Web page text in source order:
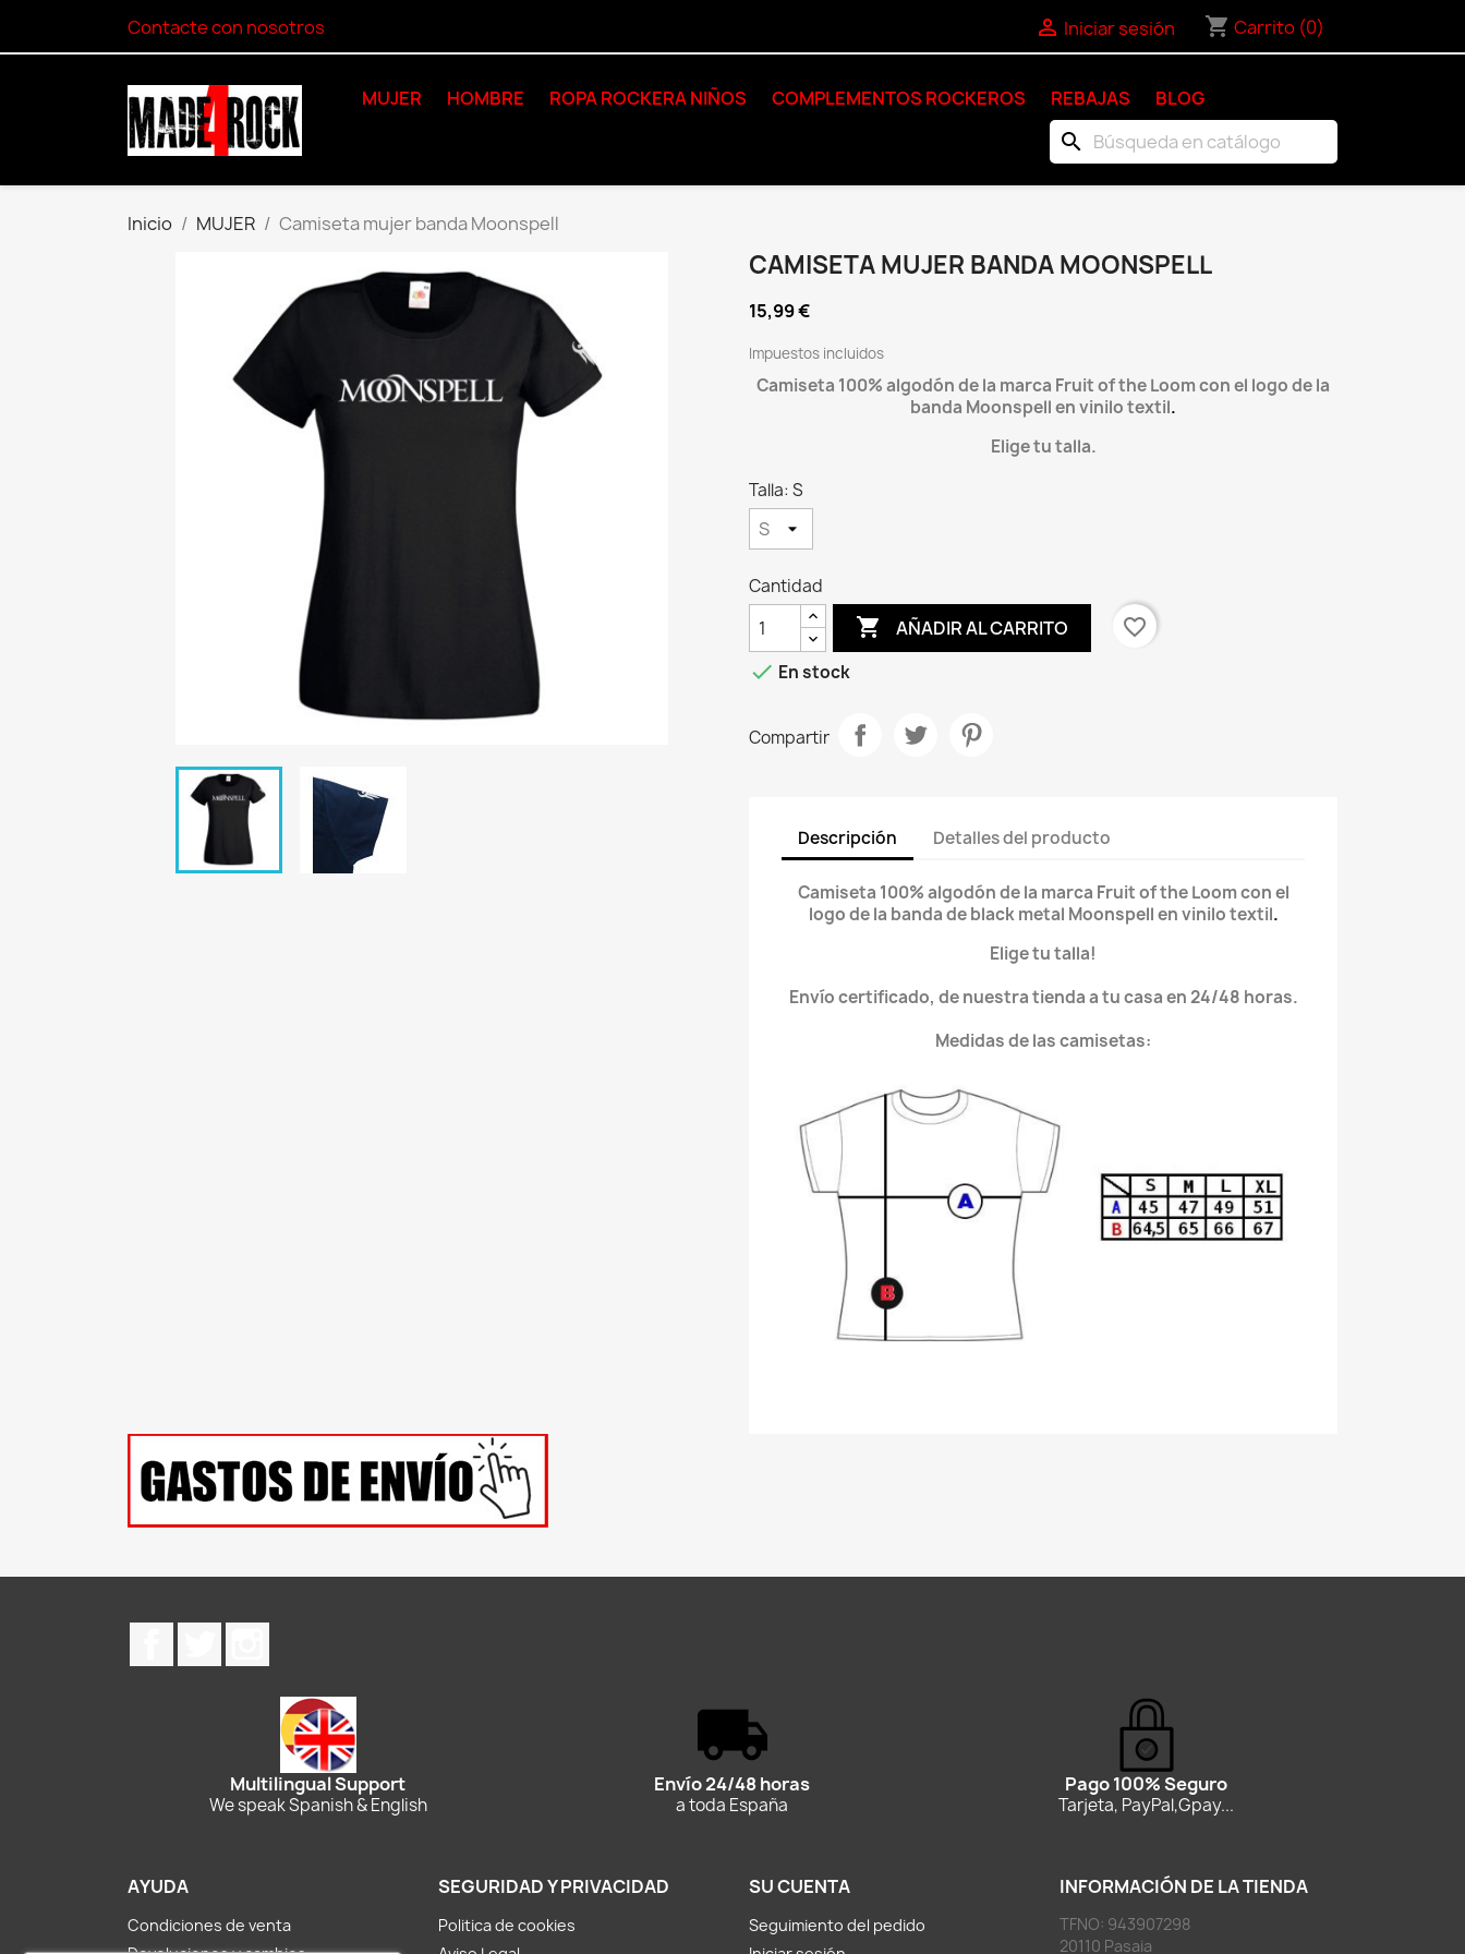
Contacte con nosotros  Iniciar sesión shopping_cart Carrito (0)
MUJER HOMBRE ROPA ROCKERA NIÑOS COMPLEMENTOS ROCKEROS REBAJAS BLOG
search
Inicio MUJER Camiseta mujer banda Moonspell
CAMISETA MUJER BANDA MOONSPELL
15,99 €
Impuestos incluidos
Camiseta 100% algodón de la marca Fruit of the Loom con el logo de la
banda Moonspell en vinilo textil.
Elige tu talla.
Talla: S
Cantidad
 AÑADIR AL CARRITO
favorite_border
 En stock
Compartir
Descripción Detalles del producto
Camiseta 100% algodón de la marca Fruit of the Loom con el
logo de la banda de black metal Moonspell en vinilo textil.
Elige tu talla!
Envío certificado, de nuestra tienda a tu casa en 24/48 horas.
Medidas de las camisetas:
Multilingual Support
We speak Spanish & English
Envío 24/48 horas
a toda España
Pago 100% Seguro
Tarjeta, PayPal,Gpay...
AYUDA
Condiciones de venta
SEGURIDAD Y PRIVACIDAD
Politica de cookies
SU CUENTA
Seguimiento del pedido
INFORMACIÓN DE LA TIENDA
TFNO: 943907298
20110 Pasaia